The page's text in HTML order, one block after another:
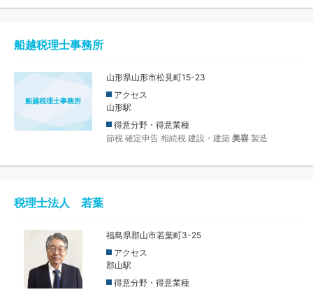
船越税理士事務所
船越税理士事務所
山形県山形市松見町15-23
アクセス
山形駅
得意分野・得意業種
節税 確定申告 相続税 建設・建築 美容 製造
税理士法人 若葉
福島県郡山市若葉町3-25
アクセス
郡山駅
得意分野・得意業種